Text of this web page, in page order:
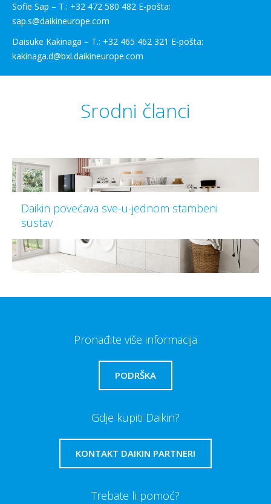
Sofie Sap – T.: +32 472 580 482 E-pošta:
sap.s@daikineurope.com
Daisuke Kakinaga – T.: +32 465 462 321 E-pošta:
kakinaga.d@bxl.daikineurope.com
Srodni članci
Daikin povećava sve-u-jednom stambeni
sustav
Pronađite više informacija
PODRŠKA
Gdje kupiti Daikin?
KONTAKT DAIKIN PARTNERI
Trebate li pomoć?